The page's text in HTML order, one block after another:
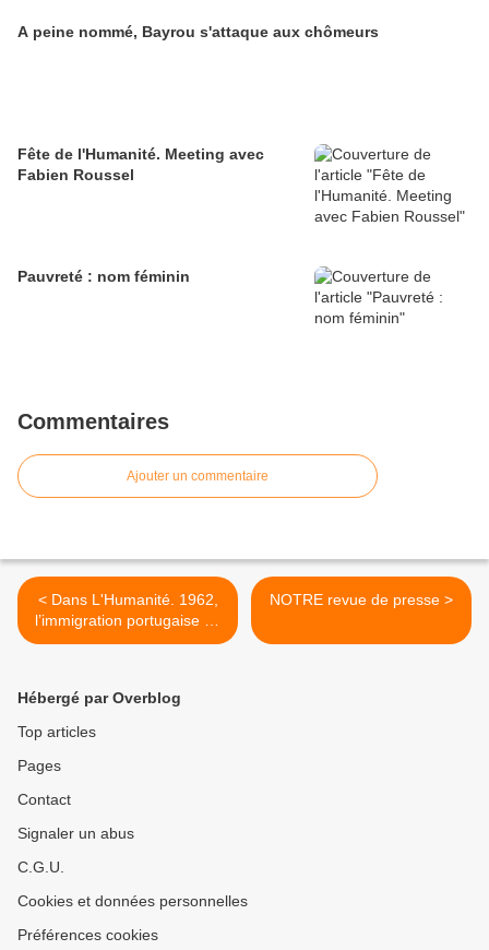
A peine nommé, Bayrou s'attaque aux chômeurs
Fête de l'Humanité. Meeting avec
Fabien Roussel
Pauvreté : nom féminin
Commentaires
Ajouter un commentaire
< Dans L'Humanité. 1962,
l’immigration portugaise se
tourne vers la France
NOTRE revue de presse >
Hébergé par Overblog
Top articles
Pages
Contact
Signaler un abus
C.G.U.
Cookies et données personnelles
Préférences cookies